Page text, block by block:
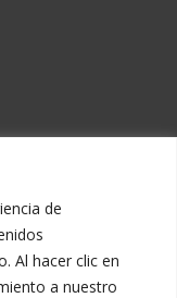
de
Al hacer clic en
a nuestro